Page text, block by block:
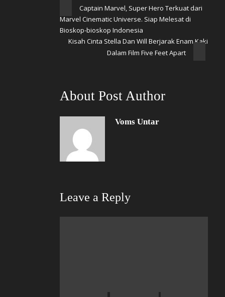
Captain Marvel, Super Hero Terkuat dari
Marvel Cinematic Universe. Siap Melesat di
Bioskop-bioskop Indonesia
Kisah Cinta Stella Dan Will Berjarak Enam Kaki
Dalam Film Five Feet Apart
About Post Author
Voms Untar
Leave a Reply